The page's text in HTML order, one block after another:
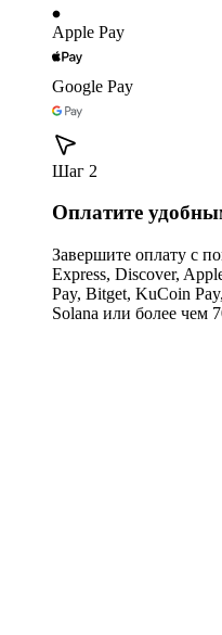
Apple Pay
Google Pay
Шаг 2
Оплатите
Завершите оплату с
Express, Discover,
Pay, Bitget, KuCoin
Solana или более чем